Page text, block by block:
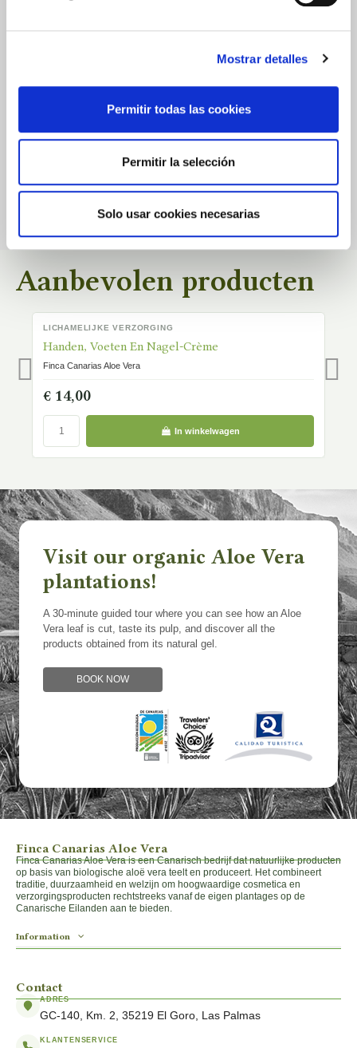
Mostrar detalles
Permitir todas las cookies
Permitir la selección
Solo usar cookies necesarias
0.0
Er zijn nog geen gepubliceerde beoordelingen voor dit product.
Aanbevolen producten
LICHAMELIJKE VERZORGING
Handen, Voeten En Nagel-Crème
Finca Canarias Aloe Vera
€ 14,00
In winkelwagen
Visit our organic Aloe Vera
plantations!
A 30-minute guided tour where you can see how an Aloe
Vera leaf is cut, taste its pulp, and discover all the
products obtained from its natural gel.
BOOK NOW
Finca Canarias Aloe Vera
Finca Canarias Aloe Vera is een Canarisch bedrijf dat natuurlijke producten
op basis van biologische aloë vera teelt en produceert. Het combineert
traditie, duurzaamheid en welzijn om hoogwaardige cosmetica en
verzorgingsproducten rechtstreeks vanaf de eigen plantages op de
Canarische Eilanden aan te bieden.
Information
Contact
ADRES
GC-140, Km. 2, 35219 El Goro, Las Palmas
KLANTENSERVICE